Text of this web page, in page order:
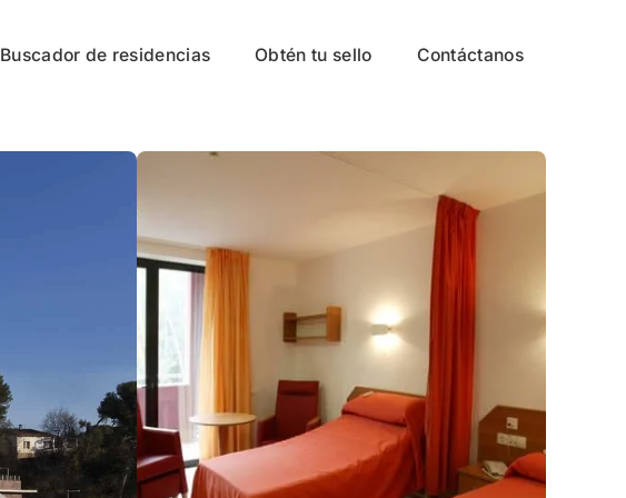
Buscador de residencias Obtén tu sello Contáctanos